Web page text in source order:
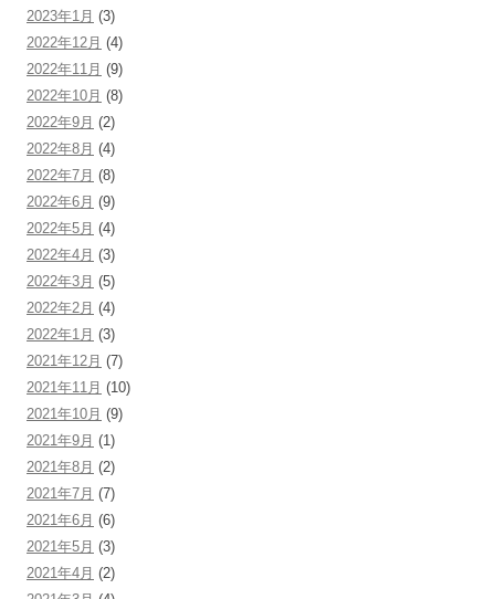
2023年1月 (3)
2022年12月 (4)
2022年11月 (9)
2022年10月 (8)
2022年9月 (2)
2022年8月 (4)
2022年7月 (8)
2022年6月 (9)
2022年5月 (4)
2022年4月 (3)
2022年3月 (5)
2022年2月 (4)
2022年1月 (3)
2021年12月 (7)
2021年11月 (10)
2021年10月 (9)
2021年9月 (1)
2021年8月 (2)
2021年7月 (7)
2021年6月 (6)
2021年5月 (3)
2021年4月 (2)